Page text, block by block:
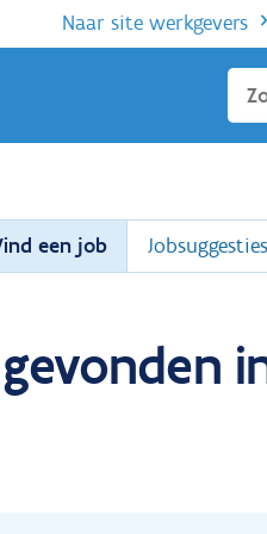
Naar site werkgevers
een job Jobsuggesties